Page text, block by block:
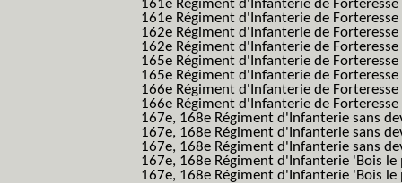
161e Régiment d'Infanterie de Forteresse
161e Régiment d'Infanterie de
162e Régiment d'Infanterie de Forteresse
162e Régiment d'Infanterie de
165e Régiment d'Infanterie de Forteresse
165e Régiment d'Infanterie de Forteresse
166e Régiment d'Infanterie de Forteresse
166e Régiment d'Infanterie de Forteresse
167e, 168e Régiment d'Infanterie sans
167e, 168e Régiment d'Infanterie sans
167e, 168e Régiment d'Infanterie sans
167e, 168e Régiment d'Infanterie 'Bois
167e, 168e Régiment d'Infanterie 'Bois